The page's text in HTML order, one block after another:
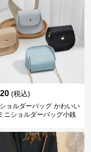
(税込)
ョルダーバッグ かわいい
ニショルダーバッグ小銭